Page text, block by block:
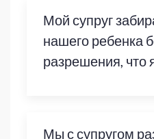
Мой супруг
нашего ребенка
разрешения, что
Мы с супругом